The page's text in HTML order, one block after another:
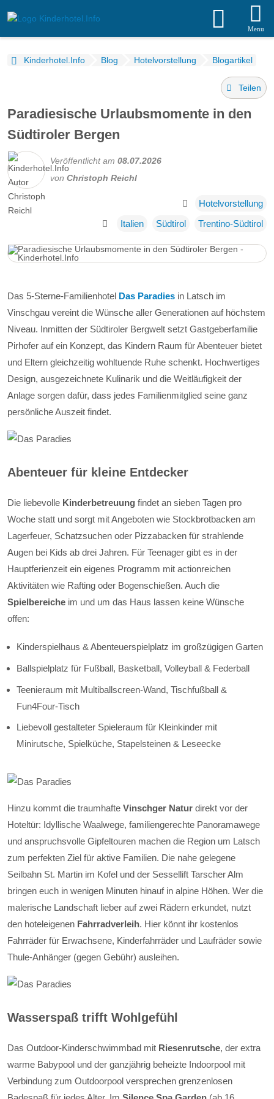
Menu
Kinderhotel.Info Blog Hotelvorstellung Blogartikel
Teilen
Paradiesische Urlaubsmomente in den
Südtiroler Bergen
Veröffentlicht am 08.07.2026
von Christoph Reichl
Hotelvorstellung
Italien
Südtirol Trentino-Südtirol
Das 5-Sterne-Familienhotel Das Paradies in Latsch im
Vinschgau vereint die Wünsche aller Generationen auf höchstem
Niveau. Inmitten der Südtiroler Bergwelt setzt Gastgeberfamilie
Pirhofer auf ein Konzept, das Kindern Raum für Abenteuer bietet
und Eltern gleichzeitig wohltuende Ruhe schenkt. Hochwertiges
Design, ausgezeichnete Kulinarik und die Weitläufigkeit der
Anlage sorgen dafür, dass jedes Familienmitglied seine ganz
persönliche Auszeit findet.
Abenteuer für kleine Entdecker
Die liebevolle Kinderbetreuung findet an sieben Tagen pro
Woche statt und sorgt mit Angeboten wie Stockbrotbacken am
Lagerfeuer, Schatzsuchen oder Pizzabacken für strahlende
Augen bei Kids ab drei Jahren. Für Teenager gibt es in der
Hauptferienzeit ein eigenes Programm mit actionreichen
Aktivitäten wie Rafting oder Bogenschießen. Auch die
Spielbereiche im und um das Haus lassen keine Wünsche
offen:
Kinderspielhaus & Abenteuerspielplatz im großzügigen Garten
Ballspielplatz für Fußball, Basketball, Volleyball & Federball
Teenieraum mit Multiballscreen-Wand, Tischfußball &
Fun4Four-Tisch
Liebevoll gestalteter Spieleraum für Kleinkinder mit
Minirutsche, Spielküche, Stapelsteinen & Leseecke
Hinzu kommt die traumhafte Vinschger Natur direkt vor der
Hoteltür: Idyllische Waalwege, familiengerechte Panoramawege
und anspruchsvolle Gipfeltouren machen die Region um Latsch
zum perfekten Ziel für aktive Familien. Die nahe gelegene
Seilbahn St. Martin im Kofel und der Sessellift Tarscher Alm
bringen euch in wenigen Minuten hinauf in alpine Höhen. Wer die
malerische Landschaft lieber auf zwei Rädern erkundet, nutzt
den hoteleigenen Fahrradverleih. Hier könnt ihr kostenlos
Fahrräder für Erwachsene, Kinderfahrräder und Laufräder sowie
Thule-Anhänger (gegen Gebühr) ausleihen.
Wasserspaß trifft Wohlgefühl
Das Outdoor-Kinderschwimmbad mit Riesenrutsche, der extra
warme Babypool und der ganzjährig beheizte Indoorpool mit
Verbindung zum Outdoorpool versprechen grenzenlosen